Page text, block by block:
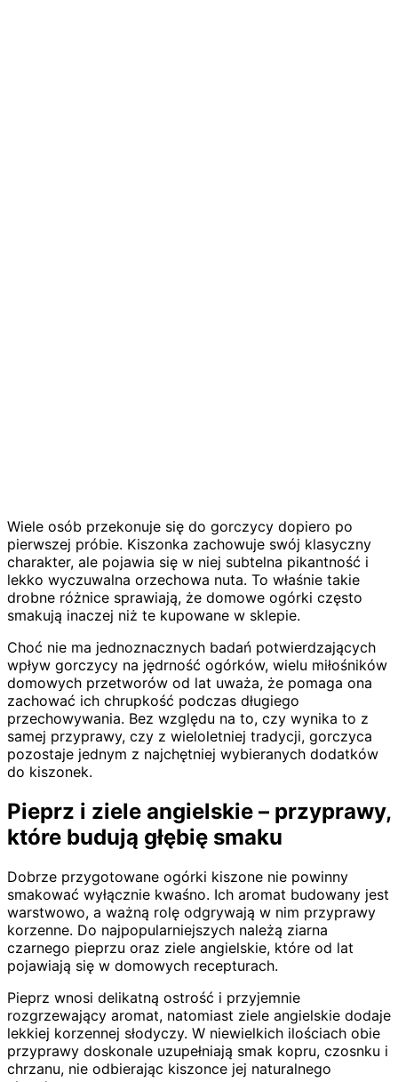
Wiele osób przekonuje się do gorczycy dopiero po
pierwszej próbie. Kiszonka zachowuje swój klasyczny
charakter, ale pojawia się w niej subtelna pikantność i
lekko wyczuwalna orzechowa nuta. To właśnie takie
drobne różnice sprawiają, że domowe ogórki często
smakują inaczej niż te kupowane w sklepie.
Choć nie ma jednoznacznych badań potwierdzających
wpływ gorczycy na jędrność ogórków, wielu miłośników
domowych przetworów od lat uważa, że pomaga ona
zachować ich chrupkość podczas długiego
przechowywania. Bez względu na to, czy wynika to z
samej przyprawy, czy z wieloletniej tradycji, gorczyca
pozostaje jednym z najchętniej wybieranych dodatków
do kiszonek.
Pieprz i ziele angielskie – przyprawy,
które budują głębię smaku
Dobrze przygotowane ogórki kiszone nie powinny
smakować wyłącznie kwaśno. Ich aromat budowany jest
warstwowo, a ważną rolę odgrywają w nim przyprawy
korzenne. Do najpopularniejszych należą ziarna
czarnego pieprzu oraz ziele angielskie, które od lat
pojawiają się w domowych recepturach.
Pieprz wnosi delikatną ostrość i przyjemnie
rozgrzewający aromat, natomiast ziele angielskie dodaje
lekkiej korzennej słodyczy. W niewielkich ilościach obie
przyprawy doskonale uzupełniają smak kopru, czosnku i
chrzanu, nie odbierając kiszonce jej naturalnego